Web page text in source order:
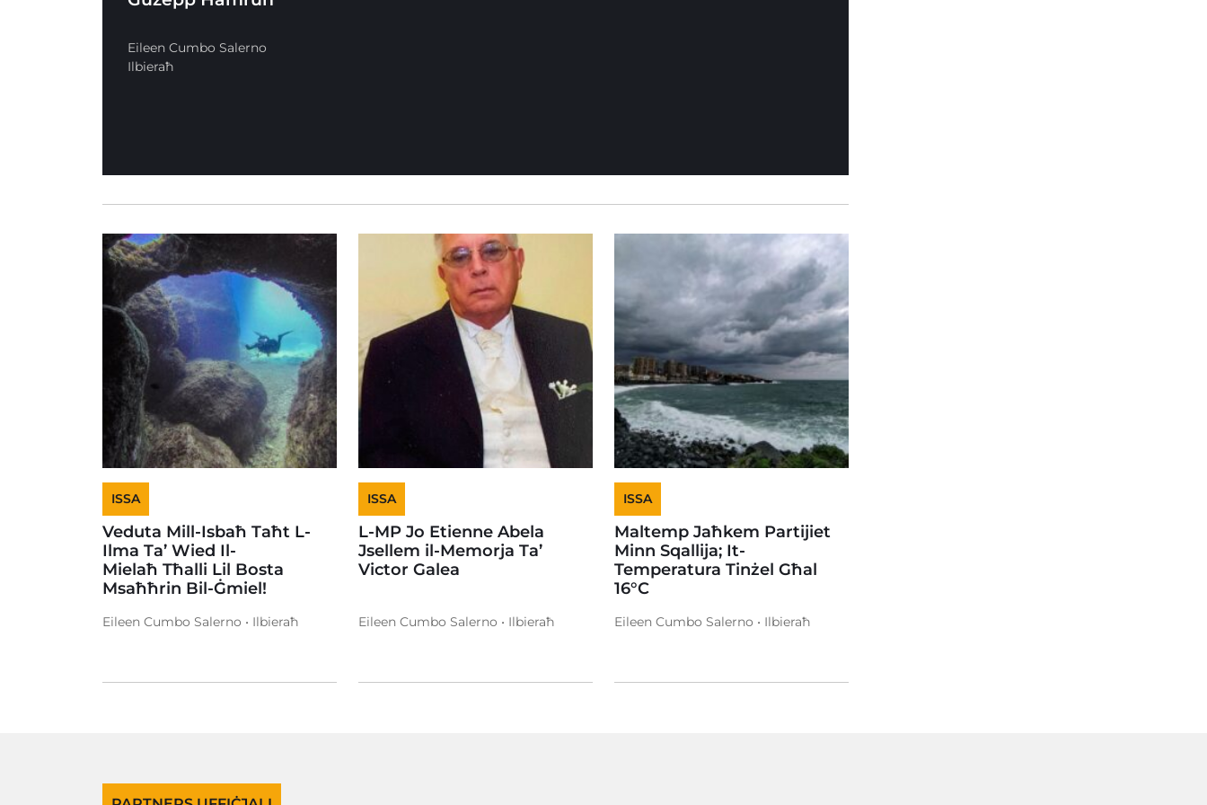
Eileen Cumbo Salerno
Ilbieraħ
ISSA
Veduta Mill-Isbaħ Taħt L-
Ilma Ta’ Wied Il-
Mielaħ Tħalli Lil Bosta
Msaħħrin Bil-Ġmiel!
Eileen Cumbo Salerno • Ilbieraħ
ISSA
L-MP Jo Etienne Abela
Jsellem il-Memorja Ta’
Victor Galea
Eileen Cumbo Salerno • Ilbieraħ
ISSA
Maltemp Jaħkem Partijiet
Minn Sqallija; It-
Temperatura Tinżel Għal
16°C
Eileen Cumbo Salerno • Ilbieraħ